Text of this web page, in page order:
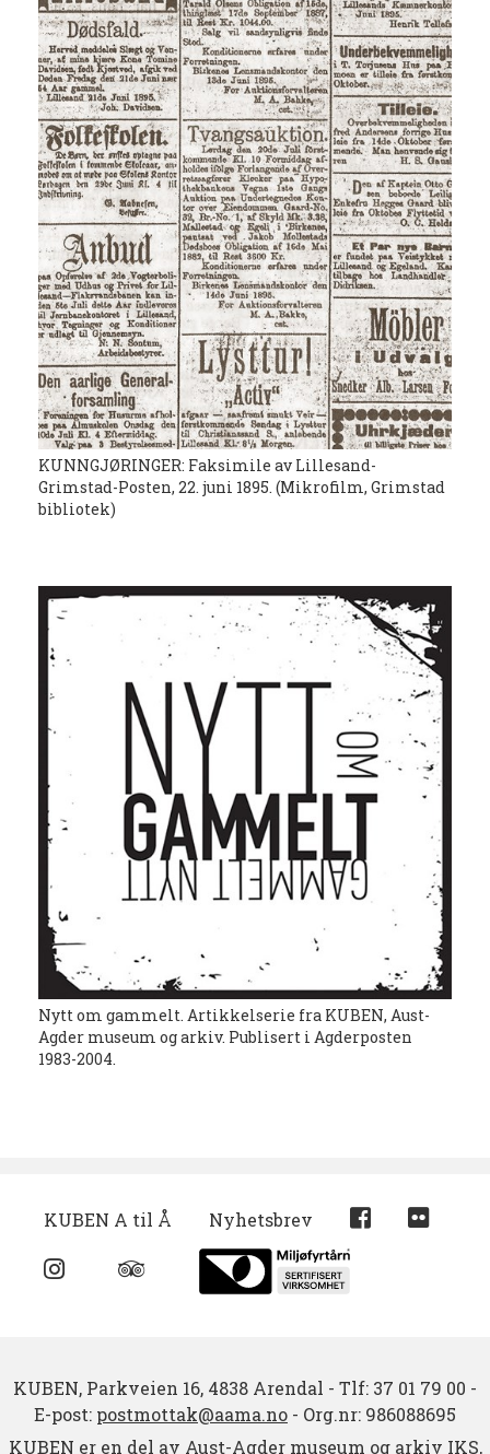
KUNNGJØRINGER: Faksimile av Lillesand-
Grimstad-Posten, 22. juni 1895. (Mikrofilm, Grimstad
bibliotek)
Nytt om gammelt. Artikkelserie fra KUBEN, Aust-
Agder museum og arkiv. Publisert i Agderposten
1983-2004.
KUBEN A til Å Nyhetsbrev
KUBEN, Parkveien 16, 4838 Arendal - Tlf: 37 01 79 00 -
E-post: postmottak@aama.no - Org.nr: 986088695
KUBEN er en del av Aust-Agder museum og arkiv IKS,